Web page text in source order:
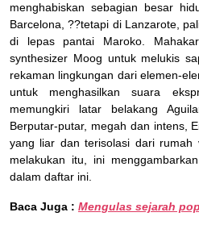
menghabiskan sebagian besar
Barcelona, ??tetapi di Lanzarote,
di lepas pantai Maroko.
synthesizer Moog untuk melukis
rekaman lingkungan dari elemen-
untuk menghasilkan suara
memungkiri latar belakang
Berputar-putar, megah dan intens,
yang liar dan terisolasi dari rumah
melakukan itu, ini
dalam daftar ini.
Baca Juga : Mengulas sejarah